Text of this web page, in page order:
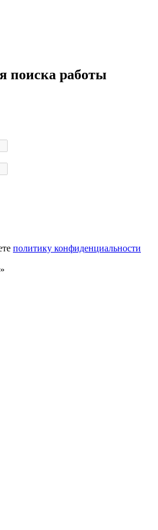
поиска работы
политику конфиденциальности